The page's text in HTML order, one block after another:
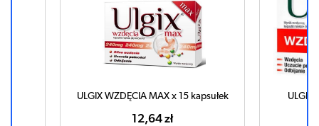
ULGIX WZDĘCIA MAX x 15 kapsułek
12,64 zł
ULGIX